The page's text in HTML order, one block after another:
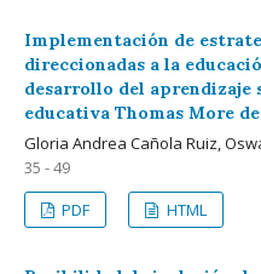
Implementación de
direccionadas a la
desarrollo del
educativa Thomas More
Gloria Andrea Cañola Ruiz,
35 - 49
PDF
HTML